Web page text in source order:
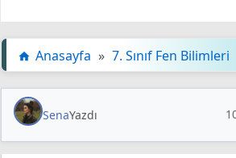
Anasayfa » 7. Sınıf Fen Bilimleri
SenaYazdı